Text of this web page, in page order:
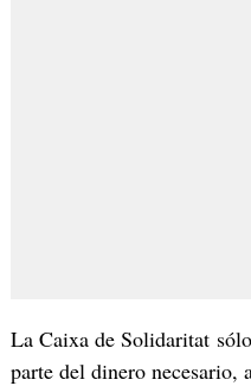
La Caixa de Solidaritat
parte del dinero necesario,